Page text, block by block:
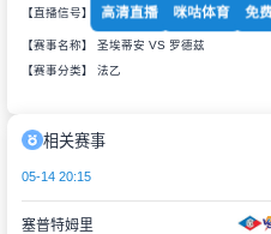
【直播信号】 高清直播 咪咕体育 免
【赛事名称】 圣埃蒂安 VS 罗德兹
【赛事分类】 法乙
相关赛事
05-14 20:15
塞普特姆里